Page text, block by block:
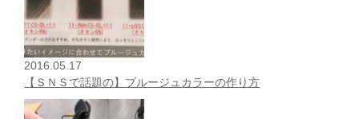
2016.05.17
【ＳＮＳで話題の】ブルージュカラーの作り方